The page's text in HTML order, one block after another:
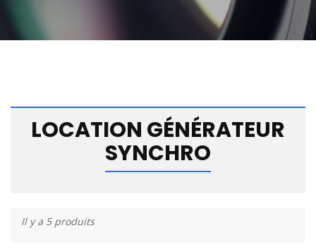
LOCATION GÉNÉRATEUR
SYNCHRO
Il y a 5 produits